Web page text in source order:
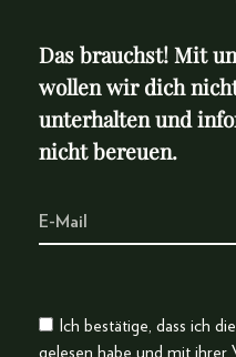
Das brauchst! Mit
wollen wir dich
unterhalten und
nicht bereuen.
Ich bestätige, dass ich die
gelesen habe und mit ihrer